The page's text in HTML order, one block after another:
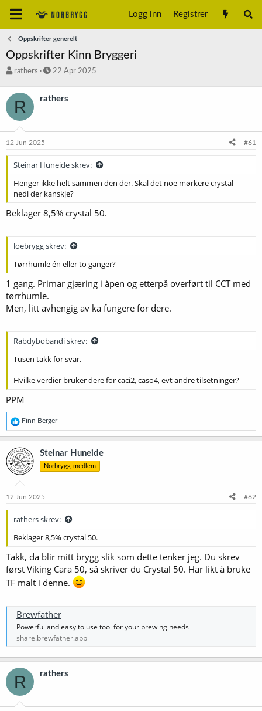
Logg inn Registrer
Oppskrifter generelt
Oppskrifter Kinn Bryggeri
T
å
d
s
a
r
t
e
rathers
S
r
a
o
22 Apr 2025
R rathers
12 Jun 2025 #61
Steinar Huneide skrev:
Henger ikke helt sammen den der. Skal det noe mørkere crystal
nedi der kanskje?
Beklager 8,5% crystal 50.
loebrygg skrev:
Tørrhumle én eller to ganger?
1 gang. Primar gjæring i åpen og etterpå overført til CCT med
tørrhumle.
Men, litt avhengig av ka fungere for dere.
Rabdybobandi skrev:
Tusen takk for svar.
Hvilke verdier bruker dere for caci2, caso4, evt andre tilsetninger?
PPM
R
e
a
k
s
j
o
e
Finn Berger
Steinar Huneide
Norbrygg-medlem
12 Jun 2025 #62
rathers skrev:
Beklager 8,5% crystal 50.
Takk, da blir mitt brygg slik som dette tenker jeg. Du skrev
først Viking Cara 50, så skriver du Crystal 50. Har likt å bruke
TF malt i denne.
Brewfather
Powerful and easy to use tool for your brewing needs
share.brewfather.app
R rathers